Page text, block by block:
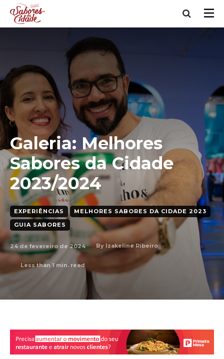
Galeria: Melhores
Sabores da Cidade
2023/2024
EXPERIÊNCIAS
MELHORES SABORES DA CIDADE 2023
GUIA SABORES
24 de fevereiro de 2024 By Izakeline Ribeiro
Less than 1 min. read